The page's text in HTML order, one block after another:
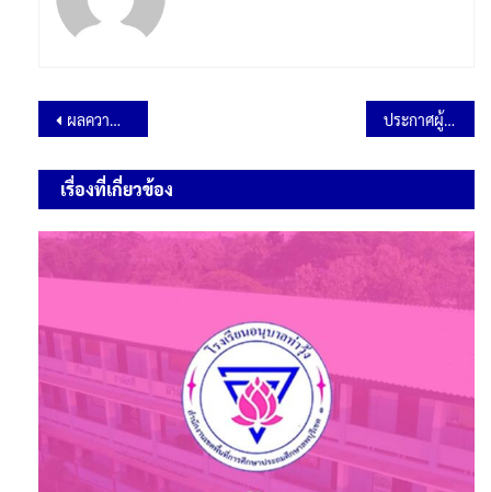
ผลความก้าวหน้าในการดำเนินงานประจำปี พ.ศ.2567 ข้อมูล ณ วันที่ 31 มีนาคม 2567 ประกาศผู้ชนะการเสนอราคา จ้างเหมาบริการปรุงอาหารกลางวันสำเร็จรูป ประจำเดือน พฤษภาคม เด็กนักเรียน 219 คน ๆ ละ 22 บาท จำนวน 11 วัน โดยวิธีเฉพาะเจาะจง
เรื่องที่เกี่ยวข้อง